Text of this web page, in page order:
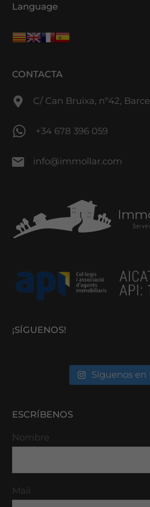
Language
CONTACTA
C/ Can Bruixa, nº42,
+34 678 396 059
info@immollar.com
¡SÍGUENOS!
Síguenos
ESCRÍBENOS
Nombre
Mail